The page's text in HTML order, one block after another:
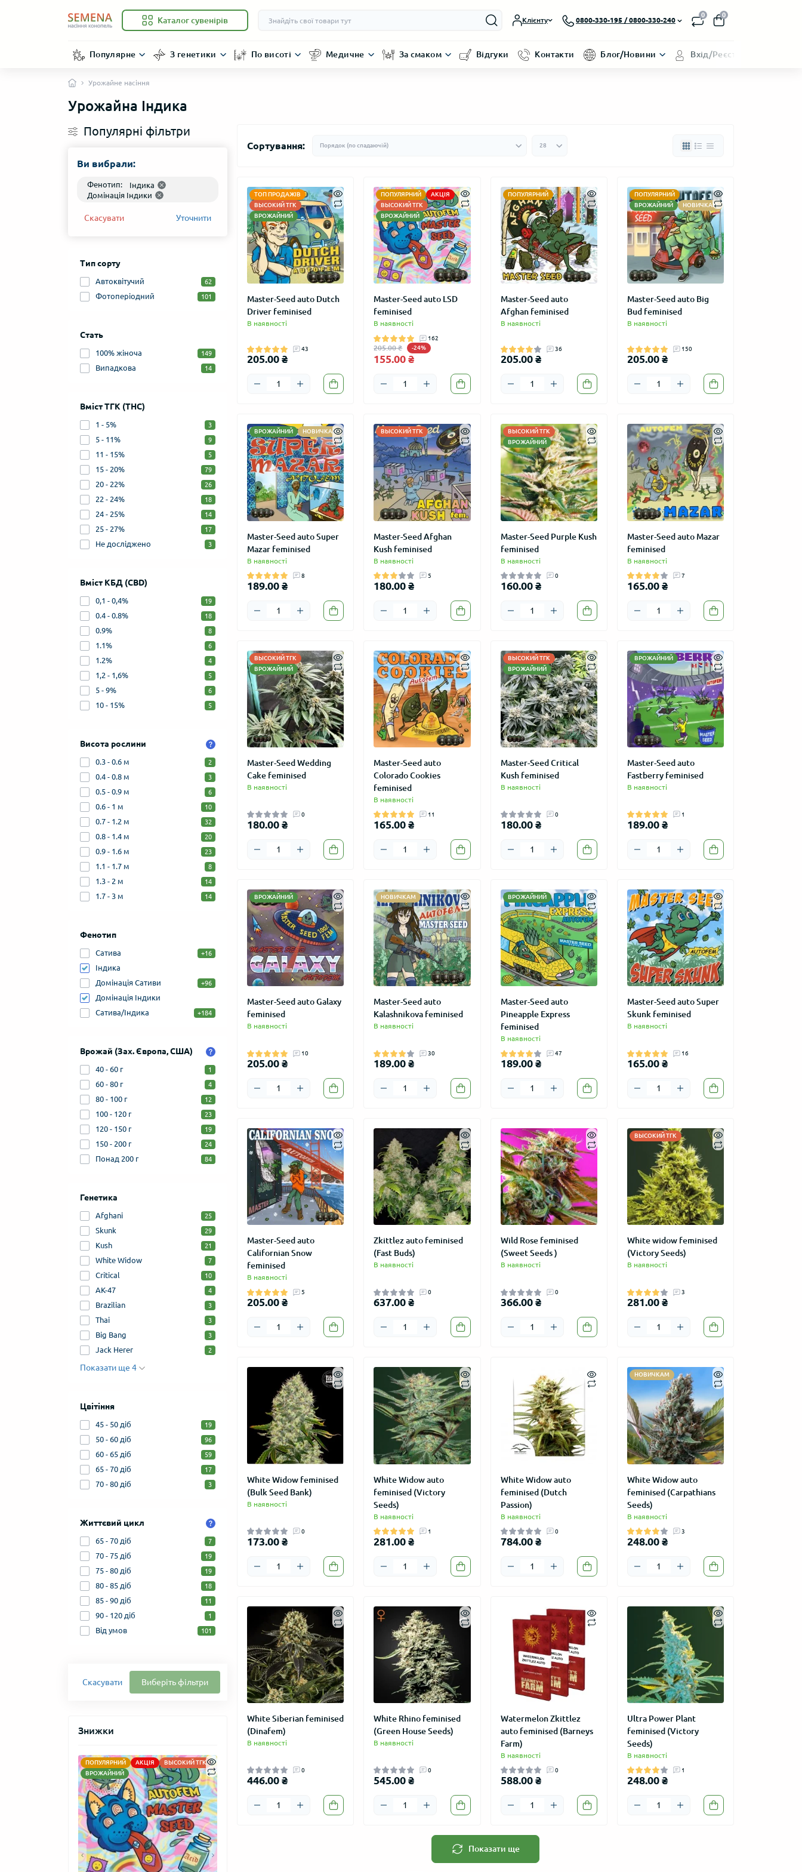
Каталог сувенірів Клієнту 0800-330-195 / 0800-330-240
0 0
Популярне З генетики По висоті Медичне За смаком Відгуки Контакти Блог/Новини Вхід/Реєстрація
Урожайне насіння
Урожайна Індика
Популярні фільтри
Ви вибрали:
Фенотип:
Індика
Домінація Індики
Скасувати Уточнити
Тип сорту
Автоквітучий 62
Фотоперіодний 101
Стать
100% жіноча 149
Випадкова 14
Вміст ТГК (THC)
1 - 5% 3
5 - 11% 9
11 - 15% 5
15 - 20% 79
20 - 22% 26
22 - 24% 18
24 - 25% 14
25 - 27% 17
Не досліджено 3
Вміст КБД (CBD)
0,1 - 0,4% 19
0.4 - 0.8% 18
0.9% 8
1.1% 6
1.2% 4
1,2 - 1,6% 5
5 - 9% 6
10 - 15% 5
Висота рослини
0.3 - 0.6 м 2
0.4 - 0.8 м 3
0.5 - 0.9 м 6
0.6 - 1 м 10
0.7 - 1.2 м 32
0.8 - 1.4 м 20
0.9 - 1.6 м 23
1.1 - 1.7 м 8
1.3 - 2 м 14
1.7 - 3 м 14
Фенотип
Сатива +16
Індика
Домінація Сативи
+96
Домінація Індики
Сатива/Індика
+184
Врожай (Зах. Європа, США)
40 - 60 г 1
60 - 80 г 4
80 - 100 г 12
100 - 120 г 23
120 - 150 г 19
150 - 200 г 24
Понад 200 г 84
Генетика
Afghani 25
Skunk 29
Kush 21
White Widow 7
Critical 10
AK-47 4
Brazilian 3
Thai 3
Big Bang 3
Jack Herer 2
Показати ще 4
Цвітіння
45 - 50 діб 19
50 - 60 діб 96
60 - 65 діб 59
65 - 70 діб 17
70 - 80 діб 3
Життєвий цикл
65 - 70 діб 7
70 - 75 діб 19
75 - 80 діб 19
80 - 85 діб 18
85 - 90 діб 11
90 - 120 діб 1
Від умов 101
Скасувати Виберіть фільтри
Знижки
ПОПУЛЯРНИЙ АКЦІЯ
ВЫСОКИЙ ТГК
ВРОЖАЙНИЙ
Сортування:
ТОП ПРОДАЖІВ
ВЫСОКИЙ ТГК
ВРОЖАЙНИЙ
Master-Seed auto Dutch
Driver feminised
В наявності
43
205.00 ₴
ПОПУЛЯРНИЙ
АКЦІЯ
ВЫСОКИЙ ТГК
ВРОЖАЙНИЙ
Master-Seed auto LSD
feminised
В наявності
162
205.00 ₴ -24%
155.00 ₴
ПОПУЛЯРНИЙ
Master-Seed auto
Afghan feminised
В наявності
36
205.00 ₴
ПОПУЛЯРНИЙ
ВРОЖАЙНИЙ
НОВИЧКАМ
Master-Seed auto Big
Bud feminised
В наявності
150
205.00 ₴
ВРОЖАЙНИЙ НОВИЧКАМ
Master-Seed auto Super
Mazar feminised
В наявності
8
189.00 ₴
ВЫСОКИЙ ТГК
Master-Seed Afghan
Kush feminised
В наявності
5
180.00 ₴
ВЫСОКИЙ ТГК
ВРОЖАЙНИЙ
Master-Seed Purple Kush
feminised
В наявності
0
160.00 ₴
Master-Seed auto Mazar
feminised
В наявності
7
165.00 ₴
ВЫСОКИЙ ТГК
ВРОЖАЙНИЙ
Master-Seed Wedding
Cake feminised
В наявності
0
180.00 ₴
Master-Seed auto
Colorado Cookies
feminised
В наявності
11
165.00 ₴
ВЫСОКИЙ ТГК
ВРОЖАЙНИЙ
Master-Seed Critical
Kush feminised
В наявності
0
180.00 ₴
ВРОЖАЙНИЙ
Master-Seed auto
Fastberry feminised
В наявності
1
189.00 ₴
ВРОЖАЙНИЙ
Master-Seed auto Galaxy
feminised
В наявності
10
205.00 ₴
НОВИЧКАМ
Master-Seed auto
Kalashnikova feminised
В наявності
30
189.00 ₴
ВРОЖАЙНИЙ
Master-Seed auto
Pineapple Express
feminised
В наявності
47
189.00 ₴
Master-Seed auto Super
Skunk feminised
В наявності
16
165.00 ₴
Master-Seed auto
Californian Snow
feminised
В наявності
5
205.00 ₴
Zkittlez auto feminised
(Fast Buds)
В наявності
0
637.00 ₴
Wild Rose feminised
(Sweet Seeds )
В наявності
0
366.00 ₴
ВЫСОКИЙ ТГК
White widow feminised
(Victory Seeds)
В наявності
3
281.00 ₴
White Widow feminised
(Bulk Seed Bank)
В наявності
0
173.00 ₴
White Widow auto
feminised (Victory
Seeds)
В наявності
1
281.00 ₴
White Widow auto
feminised (Dutch
Passion)
В наявності
0
784.00 ₴
НОВИЧКАМ
White Widow auto
feminised (Carpathians
Seeds)
В наявності
3
248.00 ₴
White Siberian feminised
(Dinafem)
В наявності
0
446.00 ₴
White Rhino feminised
(Green House Seeds)
В наявності
0
545.00 ₴
Watermelon Zkittlez
auto feminised (Barneys
Farm)
В наявності
0
588.00 ₴
Ultra Power Plant
feminised (Victory
Seeds)
В наявності
1
248.00 ₴
Показати ще